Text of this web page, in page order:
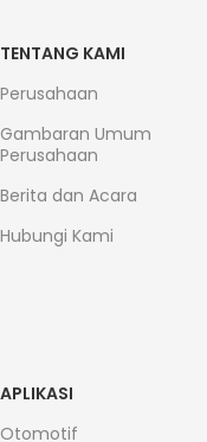
TENTANG KAMI
Perusahaan
Gambaran Umum
Perusahaan
Berita dan Acara
Hubungi Kami
APLIKASI
Otomotif